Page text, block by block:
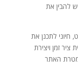
להבין את
חיוני לתכנן את
ציר זמן ויצירת
האתר